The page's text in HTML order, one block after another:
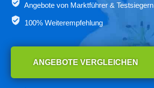
Angebote von Marktführer & Testsiegern
100% Weiterempfehlung
ANGEBOTE VERGLEICHEN